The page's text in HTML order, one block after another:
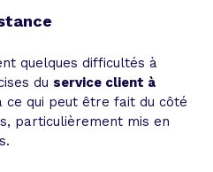
quelques difficultés à
du service client à
ce qui peut être fait du côté
particulièrement mis en